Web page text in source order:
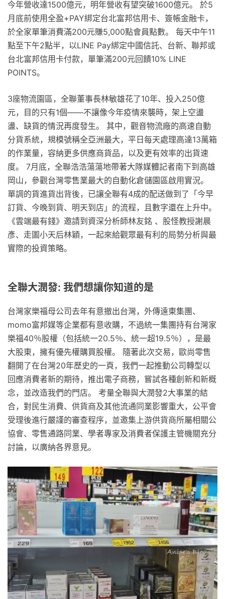
今年營收達1500億元，明年營收有望突破1600億元。 於5
月底前使用全盈+PAY綁定台北富邦信用卡、簽帳金融卡，
於全家單筆消費滿200元賺5,000點會員點數。 每天中午11
點至下午2點半，以LINE Pay綁定中國信託、台新、聯邦或
台北富邦信用卡付款，單筆滿200元回饋10% LINE
POINTS。
3座物流園區，全聯董事長林敏雄花了10年、投入250億
元，目的只有1個——不讓像今年疫情來襲時，架上空盪
盪、缺貨的情況再度發生。 其中，觀音物流廠的高速自動
分貨系統，規模號稱全亞洲最大，平日每天處理高達13萬箱
的作業量，容納更多供應商貨品，以及更有效率的出貨速
度。 7月底，全聯浩浩蕩蕩地帶著大隊媒體記者南下到高雄
岡山，參觀台灣零售業最大的自動化倉儲園區啟用實況。
單調的貨進貨出背後，已讓全聯有4成的配送做到了「今早
訂貨、今晚到貨、明天到店」的流程，且數字還在上升中。
《雲端最有錢》邀請到資深分析師林友銘 、股怪教授謝晨
彥、走圖小天后林穎，一起來給觀眾最有利的局勢分析與最
實際的投資策略。
全聯大潤發: 我們想讓你知道的是
台灣家樂福母公司去年有意撤出台灣，外傳遠東集團、
momo富邦媒等企業都有意收購，不過統一集團持有台灣家
樂福40％股權（包括統一20.5％、統一超19.5％），是最
大股東，擁有優先權購買股權。 隨著此次交易，歐尚零售
翻開了在台灣20年歷史的一頁，我們一起推動公司轉型以
回應消費者新的期待，推出電子商務，嘗試各種創新和新概
念，並改造我們的門店。 考量全聯與大潤發2大事業的結
合，對民生消費、供貨商及其他流通同業影響重大，公平會
受理後進行嚴謹的審查程序，並邀集上游供貨商所屬相關公
協會、零售通路同業、學者專家及消費者保護主管機關充分
討論，以廣納各界意見。